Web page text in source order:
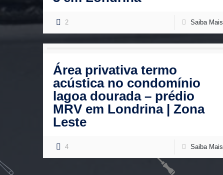
2 Saiba Mais
Área privativa termo
acústica no condomínio
lagoa dourada – prédio
MRV em Londrina | Zona
Leste
4 Saiba Mais